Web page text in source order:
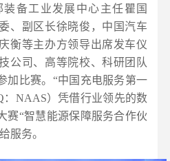
备工业发展中心主任瞿国
、副区长徐晓俊，中国汽车
衡等主办方领导出席发车仪
公司、高等院校、科研团队
加比赛。“中国充电服务第一
：NAAS）凭借行业领先的数
赛“智慧能源保障服务合作伙
服务。